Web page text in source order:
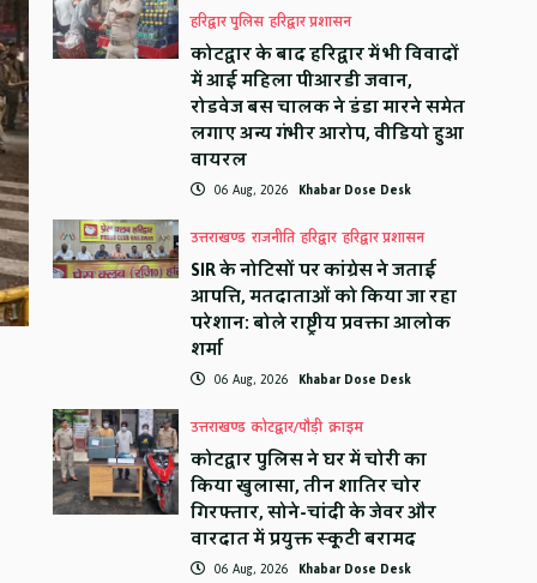
हरिद्वार पुलिस हरिद्वार प्रशासन
कोटद्वार के बाद हरिद्वार में भी विवादों
में आई महिला पीआरडी जवान,
रोडवेज बस चालक ने डंडा मारने समेत
लगाए अन्य गंभीर आरोप, वीडियो हुआ
वायरल
06 Aug, 2026 Khabar Dose Desk
उत्तराखण्ड राजनीति हरिद्वार हरिद्वार प्रशासन
SIR के नोटिसों पर कांग्रेस ने जताई
आपत्ति, मतदाताओं को किया जा रहा
परेशान: बोले राष्ट्रीय प्रवक्ता आलोक
शर्मा
06 Aug, 2026 Khabar Dose Desk
उत्तराखण्ड कोटद्वार/पौड़ी क्राइम
कोटद्वार पुलिस ने घर में चोरी का
किया खुलासा, तीन शातिर चोर
गिरफ्तार, सोने-चांदी के जेवर और
वारदात में प्रयुक्त स्कूटी बरामद
06 Aug, 2026 Khabar Dose Desk